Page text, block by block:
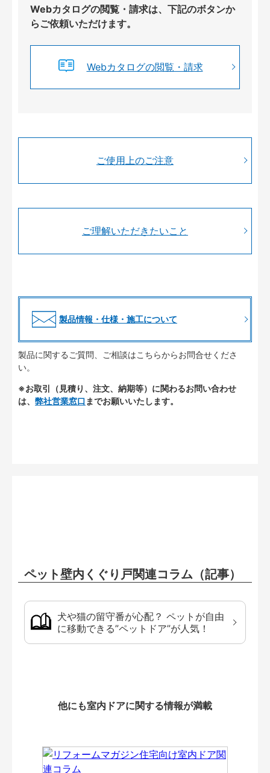
Webカタログの閲覧・請求は、下記のボタンか
らご依頼いただけます。
Webカタログの閲覧・請求
ご使用上のご注意
ご理解いただきたいこと
製品情報・仕様・施工について
製品に関するご質問、ご相談はこちらからお問合せくださ
い。
※お取引（見積り、注文、納期等）に関わるお問い合わせ
は、 弊社営業窓口 までお願いいたします。
ペット壁内くぐり戸関連コラム（記事）
犬や猫の留守番が心配？ ペットが自由
に移動できる”ペットドア”が人気！
他にも室内ドアに関する情報が満載